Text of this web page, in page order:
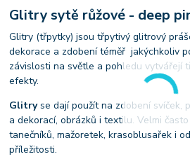
Glitry sytě růžové - deep
Glitry (třpytky) jsou třpytivý glitrový
dekorace a zdobení téměř jakýchkoliv
závislosti na světle a pohledu vytvářejí
efekty.
Glitryse dají použít na zdobení svíček,
a dekorací, obrázků i textilu. Velmi
tanečníků, mažoretek, krasoblusařek i
příležitosti.